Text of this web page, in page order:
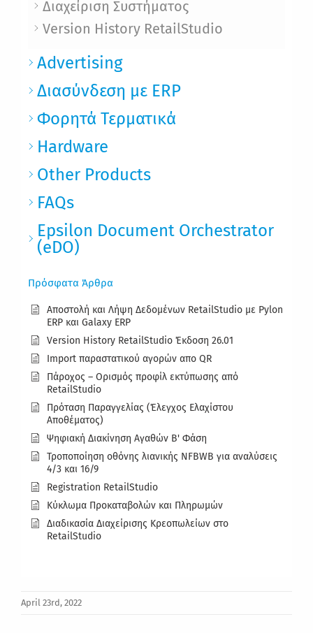
Διαχείριση Συστήματος
Version History RetailStudio
Advertising
Διασύνδεση με ERP
Φορητά Τερματικά
Hardware
Other Products
FAQs
Epsilon Document Orchestrator
(eDO)
Πρόσφατα Άρθρα
Αποστολή και Λήψη Δεδομένων RetailStudio με Pylon
ERP και Galaxy ERP
Version History RetailStudio Έκδοση 26.01
Import παραστατικού αγορών απο QR
Πάροχος – Ορισμός προφίλ εκτύπωσης από
RetailStudio
Πρόταση Παραγγελίας (Έλεγχος Ελαχίστου
Αποθέματος)
Ψηφιακή Διακίνηση Αγαθών Β' Φάση
Τροποποίηση οθόνης λιανικής ΝFBWB για αναλύσεις
4/3 και 16/9
Registration RetailStudio
Κύκλωμα Προκαταβολών και Πληρωμών
Διαδικασία Διαχείρισης Κρεοπωλείων στο
RetailStudio
April 23rd, 2022